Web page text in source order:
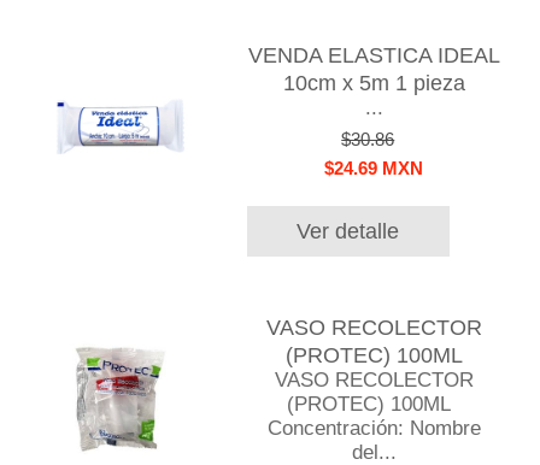
VENDA ELASTICA IDEAL
10cm x 5m 1 pieza
...
$30.86
$24.69 MXN
Ver detalle
VASO RECOLECTOR
(PROTEC) 100ML
VASO RECOLECTOR
(PROTEC) 100ML
Concentración: Nombre
del...